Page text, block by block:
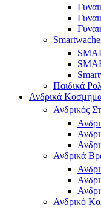
Παιδικά
Ανδρικά
Ανδρικός
Ανδρικά
Ανδρικό